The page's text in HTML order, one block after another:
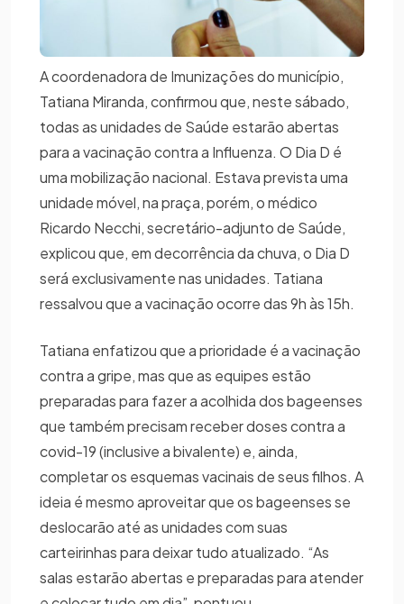
A coordenadora de Imunizações do município,
Tatiana Miranda, confirmou que, neste sábado,
todas as unidades de Saúde estarão abertas
para a vacinação contra a Influenza. O Dia D é
uma mobilização nacional. Estava prevista uma
unidade móvel, na praça, porém, o médico
Ricardo Necchi, secretário-adjunto de Saúde,
explicou que, em decorrência da chuva, o Dia D
será exclusivamente nas unidades. Tatiana
ressalvou que a vacinação ocorre das 9h às 15h.
Tatiana enfatizou que a prioridade é a vacinação
contra a gripe, mas que as equipes estão
preparadas para fazer a acolhida dos bageenses
que também precisam receber doses contra a
covid-19 (inclusive a bivalente) e, ainda,
completar os esquemas vacinais de seus filhos. A
ideia é mesmo aproveitar que os bageenses se
deslocarão até as unidades com suas
carteirinhas para deixar tudo atualizado. “As
salas estarão abertas e preparadas para atender